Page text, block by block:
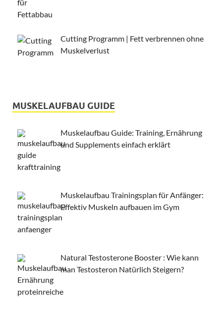
Cutting Programm | Fett verbrennen ohne
Muskelverlust
MUSKELAUFBAU GUIDE
Muskelaufbau Guide: Training, Ernährung
und Supplements einfach erklärt
Muskelaufbau Trainingsplan für Anfänger:
Effektiv Muskeln aufbauen im Gym
Natural Testosterone Booster : Wie kann
man Testosteron Natürlich Steigern?